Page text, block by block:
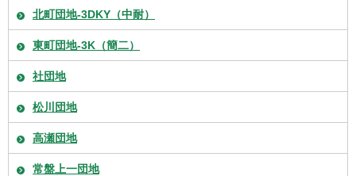
北町団地-3DKY（中耐）
東町団地-3K（簡二）
社団地
松川団地
高瀬団地
常盤上一団地